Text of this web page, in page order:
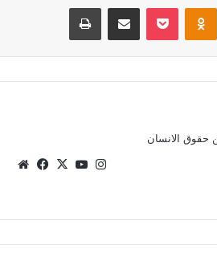
Odnoklassniki
‫Pocket مشاركة عبر البريد طباعة
حقوق الانسان
فيسبوك ‫X
‫YouTubeانستقرام